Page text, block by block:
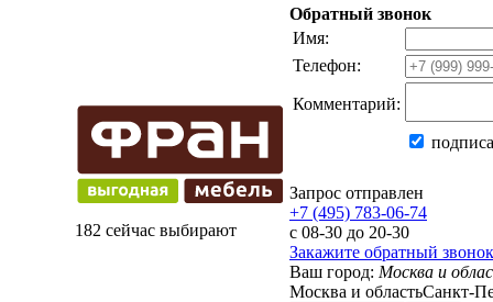
182 сейчас выбирают
Обратный звонок
Имя:
Телефон:
Комментарий:
Запрос отправлен
+7 (495) 783-06-74
с 08-30 до 20-30
Закажите обратный звонок
Ваш город: Москва и
Москва и областьСанкт-